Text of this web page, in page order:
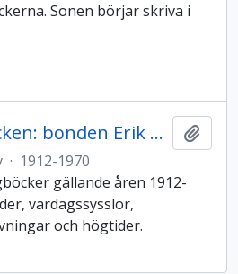
Sonen börjar skriva i
Harmångers socken: bonden Erik Olssons arkiv
· 1912-1970
gällande åren 1912-
vardagssysslor,
och högtider.